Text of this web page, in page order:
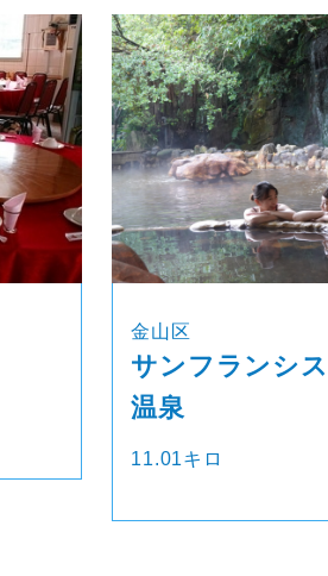
金山区
サンフランシ
温泉
11.01キロ